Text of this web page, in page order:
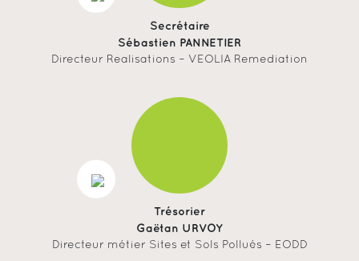
Secrétaire
Sébastien PANNETIER
Directeur Realisations – VEOLIA Remediation
Trésorier
Gaëtan URVOY
Directeur métier Sites et Sols Pollués – EODD